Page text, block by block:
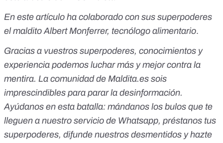
En este artículo ha colaborado con sus superpoderes
el malditoAlbert Monferrer, tecnólogo alimentario.
Gracias a vuestros superpoderes, conocimientos y
experiencia podemos luchar más y mejor contra la
mentira. La comunidad de Maldita.es sois
imprescindibles para parar la desinformación.
Ayúdanos en esta batalla: mándanos los bulos que te
lleguen a nuestro servicio de Whatsapp, préstanos tus
superpoderes, difunde nuestros desmentidos y hazte